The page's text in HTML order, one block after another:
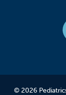
© 2026